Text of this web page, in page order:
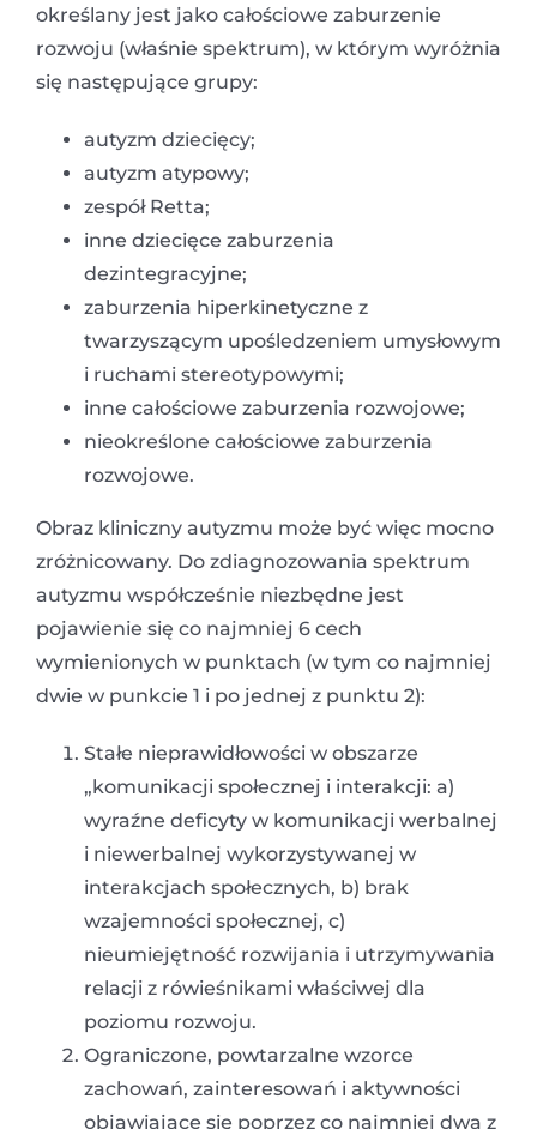
określany jest jako całościowe zaburzenie
rozwoju (właśnie spektrum), w którym wyróżnia
się następujące grupy:
autyzm dziecięcy;
autyzm atypowy;
zespół Retta;
inne dziecięce zaburzenia
dezintegracyjne;
zaburzenia hiperkinetyczne z
twarzyszącym upośledzeniem umysłowym
i ruchami stereotypowymi;
inne całościowe zaburzenia rozwojowe;
nieokreślone całościowe zaburzenia
rozwojowe.
Obraz kliniczny autyzmu może być więc mocno
zróżnicowany. Do zdiagnozowania spektrum
autyzmu współcześnie niezbędne jest
pojawienie się co najmniej 6 cech
wymienionych w punktach (w tym co najmniej
dwie w punkcie 1 i po jednej z punktu 2):
Stałe nieprawidłowości w obszarze
„komunikacji społecznej i interakcji: a)
wyraźne deficyty w komunikacji werbalnej
i niewerbalnej wykorzystywanej w
interakcjach społecznych, b) brak
wzajemności społecznej, c)
nieumiejętność rozwijania i utrzymywania
relacji z rówieśnikami właściwej dla
poziomu rozwoju.
Ograniczone, powtarzalne wzorce
zachowań, zainteresowań i aktywności
objawiające się poprzez co najmniej dwa z